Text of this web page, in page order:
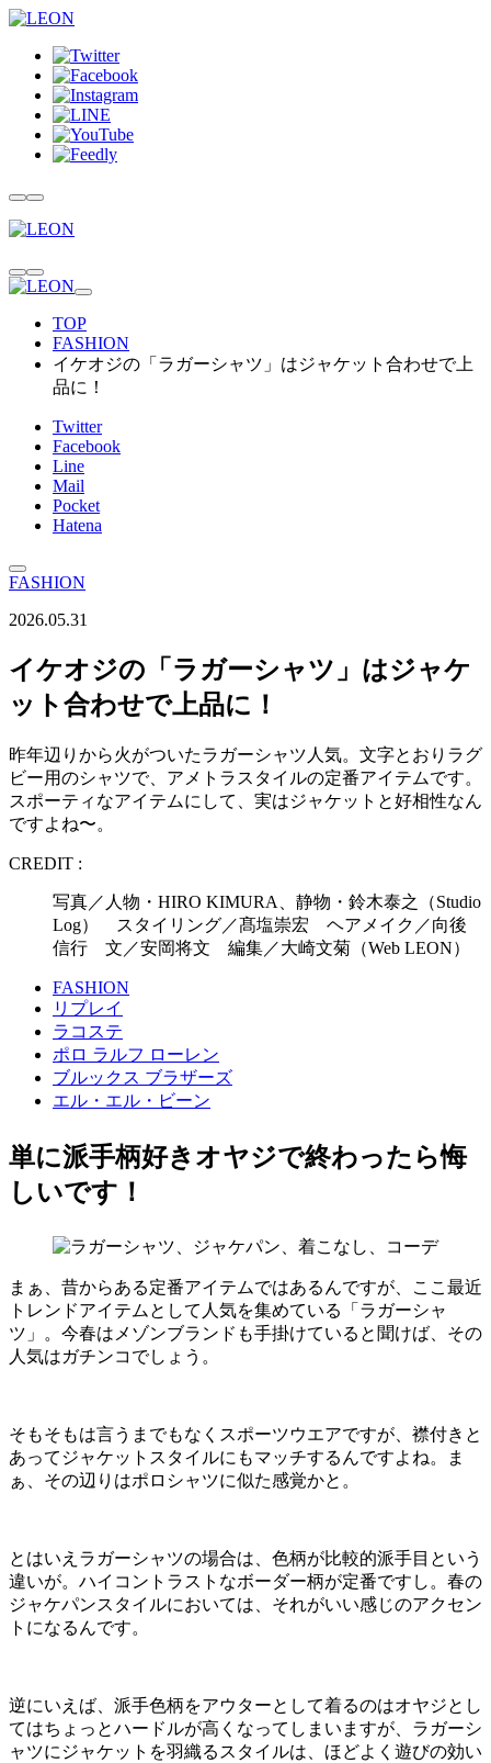
TOP
FASHION
イケオジの「ラガーシャツ」はジャケット合わせで上
品に！
Twitter
Facebook
Line
Mail
Pocket
Hatena
FASHION
2026.05.31
イケオジの「ラガーシャツ」はジャケ
ット合わせで上品に！
昨年辺りから火がついたラガーシャツ人気。文字とおりラグ
ビー用のシャツで、アメトラスタイルの定番アイテムです。
スポーティなアイテムにして、実はジャケットと好相性なん
ですよね〜。
CREDIT :
写真／人物・HIRO KIMURA、静物・鈴木泰之（Studio
Log） スタイリング／髙塩崇宏 ヘアメイク／向後
信行 文／安岡将文 編集／大崎文菊（Web LEON）
FASHION
リプレイ
ラコステ
ポロ ラルフ ローレン
ブルックス ブラザーズ
エル・エル・ビーン
単に派手柄好きオヤジで終わったら悔
しいです！
まぁ、昔からある定番アイテムではあるんですが、ここ最近
トレンドアイテムとして人気を集めている「ラガーシャ
ツ」。今春はメゾンブランドも手掛けていると聞けば、その
人気はガチンコでしょう。
そもそもは言うまでもなくスポーツウエアですが、襟付きと
あってジャケットスタイルにもマッチするんですよね。ま
ぁ、その辺りはポロシャツに似た感覚かと。
とはいえラガーシャツの場合は、色柄が比較的派手目という
違いが。ハイコントラストなボーダー柄が定番ですし。春の
ジャケパンスタイルにおいては、それがいい感じのアクセン
トになるんです。
逆にいえば、派手色柄をアウターとして着るのはオヤジとし
てはちょっとハードルが高くなってしまいますが、ラガーシ
ャツにジャケットを羽織るスタイルは、ほどよく遊びの効い